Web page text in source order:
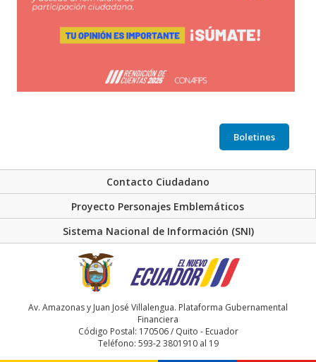
Boletines
Contacto Ciudadano
Proyecto Personajes Emblemáticos
Sistema Nacional de Información (SNI)
Av. Amazonas y Juan José Villalengua. Plataforma Gubernamental
Financiera
Código Postal: 170506 / Quito - Ecuador
Teléfono: 593-2 3801910 al 19